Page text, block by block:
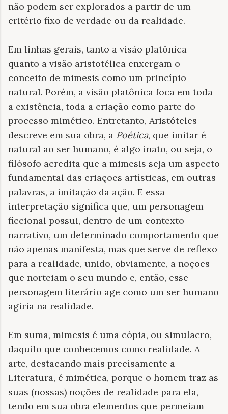
não podem ser explorados a partir de um
critério fixo de verdade ou da realidade.
Em linhas gerais, tanto a visão platônica
quanto a visão aristotélica enxergam o
conceito de mimesis como um princípio
natural. Porém, a visão platônica foca em toda
a existência, toda a criação como parte do
processo mimético. Entretanto, Aristóteles
descreve em sua obra, a Poética, que imitar é
natural ao ser humano, é algo inato, ou seja, o
filósofo acredita que a mimesis seja um aspecto
fundamental das criações artísticas, em outras
palavras, a imitação da ação. E essa
interpretação significa que, um personagem
ficcional possui, dentro de um contexto
narrativo, um determinado comportamento que
não apenas manifesta, mas que serve de reflexo
para a realidade, unido, obviamente, a noções
que norteiam o seu mundo e, então, esse
personagem literário age como um ser humano
agiria na realidade.
Em suma, mimesis é uma cópia, ou simulacro,
daquilo que conhecemos como realidade. A
arte, destacando mais precisamente a
Literatura, é mimética, porque o homem traz as
suas (nossas) noções de realidade para ela,
tendo em sua obra elementos que permeiam